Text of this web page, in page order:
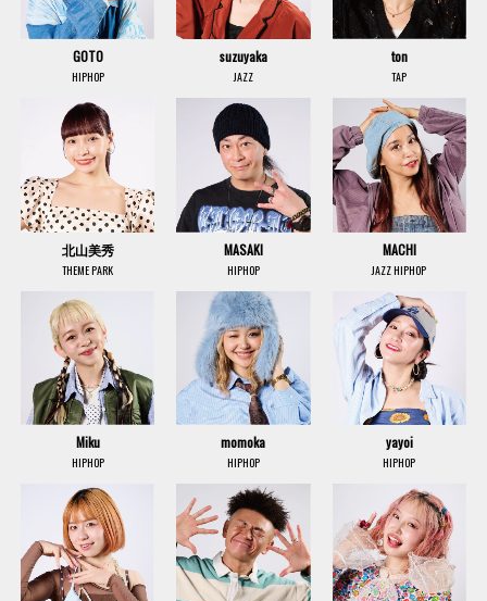
GOTO
HIPHOP
suzuyaka
JAZZ
ton
TAP
北山美秀
THEME PARK
MASAKI
HIPHOP
MACHI
JAZZ HIPHOP
Miku
HIPHOP
momoka
HIPHOP
yayoi
HIPHOP